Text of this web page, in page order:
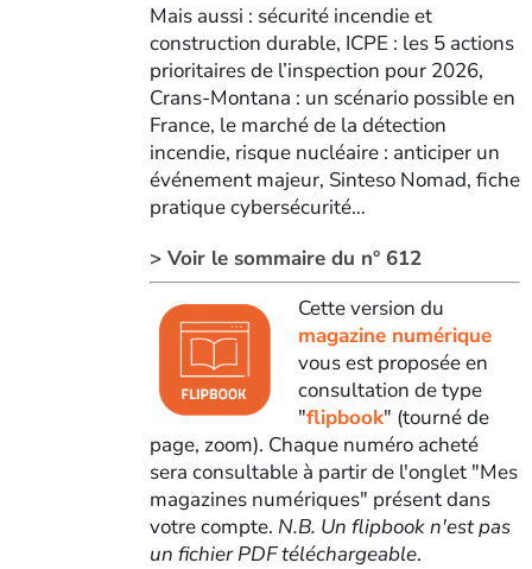
Mais aussi : sécurité incendie et
construction durable, ICPE : les 5 actions
prioritaires de l’inspection pour 2026,
Crans-Montana : un scénario possible en
France, le marché de la détection
incendie, risque nucléaire : anticiper un
événement majeur, Sinteso Nomad, fiche
pratique cybersécurité…
> Voir le sommaire du n° 612
Cette version du
magazine numérique
vous est proposée en
consultation de type
"flipbook" (tourné de
page, zoom). Chaque numéro acheté
sera consultable à partir de l'onglet "Mes
magazines numériques" présent dans
votre compte. N.B. Un flipbook n'est pas
un fichier PDF téléchargeable.